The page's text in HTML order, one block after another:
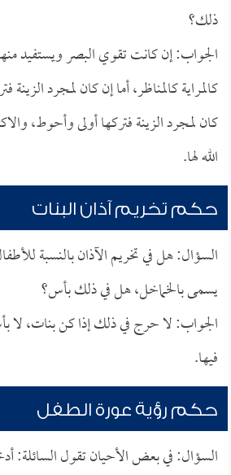
ذلك؟
الجواب: إن كانت تقوي البصر ويستفيد
كالمراية كالمناظر، أما إن كان لمجرد الزينة
كان لمجرد الزينة فتركها أولى وأحوط،
الله لها.
حكم تخريم آذان البنات
السؤال: هل في تخريم الآذان بالنسبة
يسمى بالخماخل، هل في ذلك بأس؟
الجواب: لا حرج في ذلك إذا كن بنات،
فيها.
حكم رؤية عورة الطفل
السؤال: في بعض الأحيان تقول السائلة: